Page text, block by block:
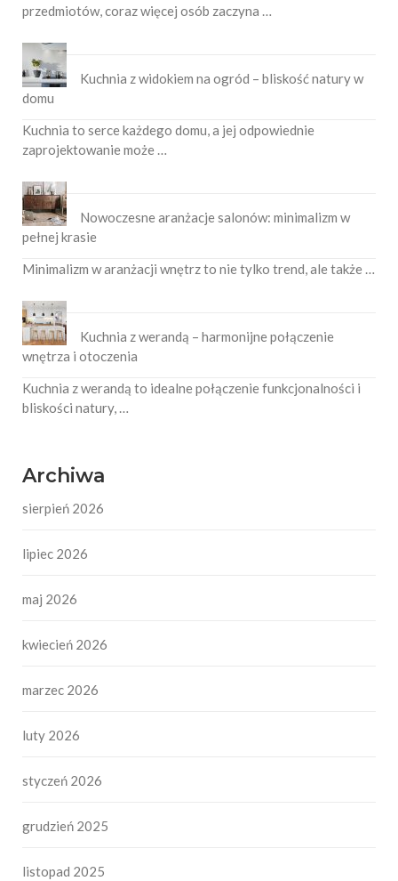
przedmiotów, coraz więcej osób zaczyna …
Kuchnia z widokiem na ogród – bliskość natury w
domu
Kuchnia to serce każdego domu, a jej odpowiednie
zaprojektowanie może …
Nowoczesne aranżacje salonów: minimalizm w
pełnej krasie
Minimalizm w aranżacji wnętrz to nie tylko trend, ale także …
Kuchnia z werandą – harmonijne połączenie
wnętrza i otoczenia
Kuchnia z werandą to idealne połączenie funkcjonalności i
bliskości natury, …
Archiwa
sierpień 2026
lipiec 2026
maj 2026
kwiecień 2026
marzec 2026
luty 2026
styczeń 2026
grudzień 2025
listopad 2025